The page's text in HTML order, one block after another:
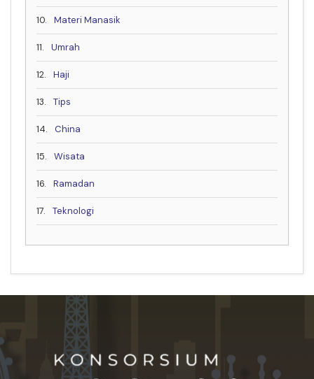
10. Materi Manasik
11. Umrah
12. Haji
13. Tips
14. China
15. Wisata
16. Ramadan
17. Teknologi